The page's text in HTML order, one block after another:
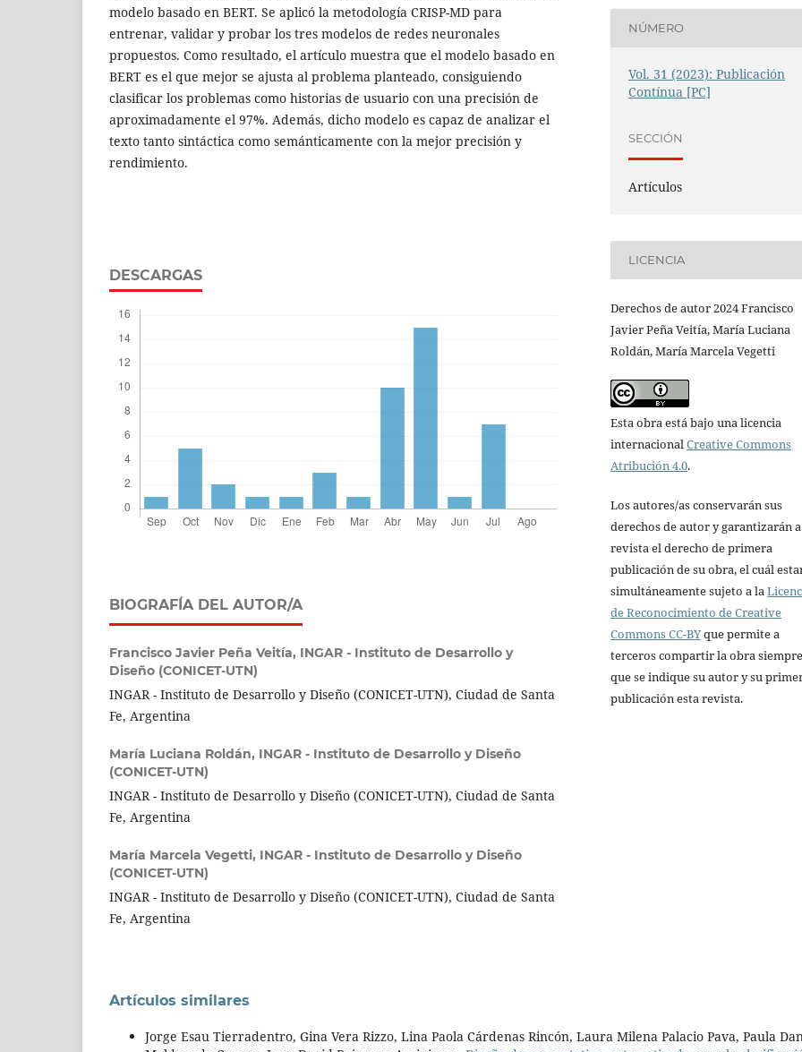
modelo basado en BERT. Se aplicó la metodología CRISP-MD para
entrenar, validar y probar los tres modelos de redes neuronales
propuestos. Como resultado, el artículo muestra que el modelo basado en
BERT es el que mejor se ajusta al problema planteado, consiguiendo
clasificar los problemas como historias de usuario con una precisión de
aproximadamente el 97%. Además, dicho modelo es capaz de analizar el
texto tanto sintáctica como semánticamente con la mejor precisión y
rendimiento.
DESCARGAS
BIOGRAFÍA DEL AUTOR/A
Francisco Javier Peña Veitía, INGAR - Instituto de Desarrollo y
Diseño (CONICET-UTN)
INGAR - Instituto de Desarrollo y Diseño (CONICET-UTN), Ciudad de Santa
Fe, Argentina
María Luciana Roldán, INGAR - Instituto de Desarrollo y Diseño
(CONICET-UTN)
INGAR - Instituto de Desarrollo y Diseño (CONICET-UTN), Ciudad de Santa
Fe, Argentina
María Marcela Vegetti, INGAR - Instituto de Desarrollo y Diseño
(CONICET-UTN)
INGAR - Instituto de Desarrollo y Diseño (CONICET-UTN), Ciudad de Santa
Fe, Argentina
NÚMERO
Vol. 31 (2023): Publicación
Contínua [PC]
SECCIÓN
Artículos
LICENCIA
Derechos de autor 2024 Francisco
Javier Peña Veitía, María Luciana
Roldán, María Marcela Vegetti
Esta obra está bajo una licencia
internacionalCreative Commons
Atribución 4.0.
Los autores/as conservarán sus
derechos de autor y garantizarán
revista el derecho de primera
publicación de su obra, el cuál
simultáneamente sujeto a la
de Reconocimiento de Creative
Commons CC-BYque permite a
terceros compartir la obra siempre
que se indique su autor y su
publicación esta revista.
Artículos similares
Jorge Esau Tierradentro, Gina Vera Rizzo, Lina Paola Cárdenas Rincón, Laura Milena Palacio Pava, Paula